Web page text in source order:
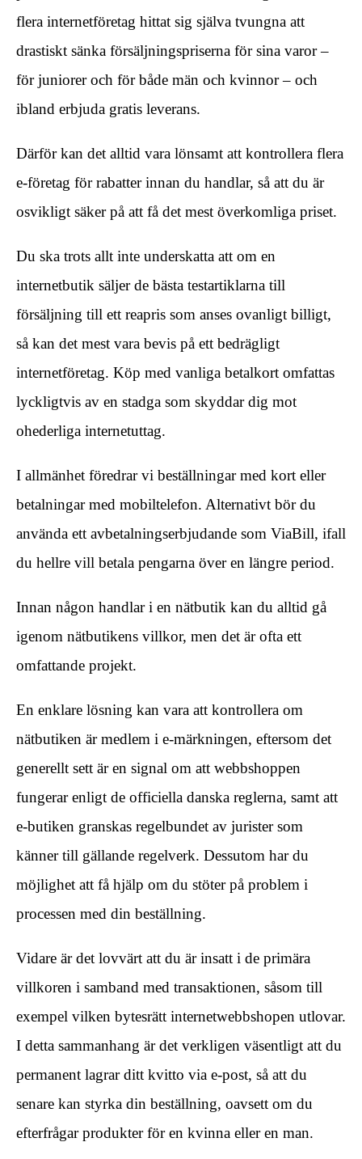
flera internetföretag hittat sig själva tvungna att
drastiskt sänka försäljningspriserna för sina varor –
för juniorer och för både män och kvinnor – och
ibland erbjuda gratis leverans.
Därför kan det alltid vara lönsamt att kontrollera flera
e-företag för rabatter innan du handlar, så att du är
osvikligt säker på att få det mest överkomliga priset.
Du ska trots allt inte underskatta att om en
internetbutik säljer de bästa testartiklarna till
försäljning till ett reapris som anses ovanligt billigt,
så kan det mest vara bevis på ett bedrägligt
internetföretag. Köp med vanliga betalkort omfattas
lyckligtvis av en stadga som skyddar dig mot
ohederliga internetuttag.
I allmänhet föredrar vi beställningar med kort eller
betalningar med mobiltelefon. Alternativt bör du
använda ett avbetalningserbjudande som ViaBill, ifall
du hellre vill betala pengarna över en längre period.
Innan någon handlar i en nätbutik kan du alltid gå
igenom nätbutikens villkor, men det är ofta ett
omfattande projekt.
En enklare lösning kan vara att kontrollera om
nätbutiken är medlem i e-märkningen, eftersom det
generellt sett är en signal om att webbshoppen
fungerar enligt de officiella danska reglerna, samt att
e-butiken granskas regelbundet av jurister som
känner till gällande regelverk. Dessutom har du
möjlighet att få hjälp om du stöter på problem i
processen med din beställning.
Vidare är det lovvärt att du är insatt i de primära
villkoren i samband med transaktionen, såsom till
exempel vilken bytesrätt internetwebbshopen utlovar.
I detta sammanhang är det verkligen väsentligt att du
permanent lagrar ditt kvitto via e-post, så att du
senare kan styrka din beställning, oavsett om du
efterfrågar produkter för en kvinna eller en man.